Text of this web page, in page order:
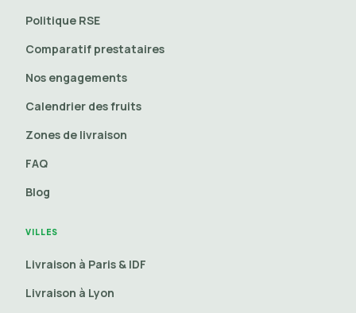
Politique RSE
Comparatif prestataires
Nos engagements
Calendrier des fruits
Zones de livraison
FAQ
Blog
VILLES
Livraison à Paris & IDF
Livraison à Lyon